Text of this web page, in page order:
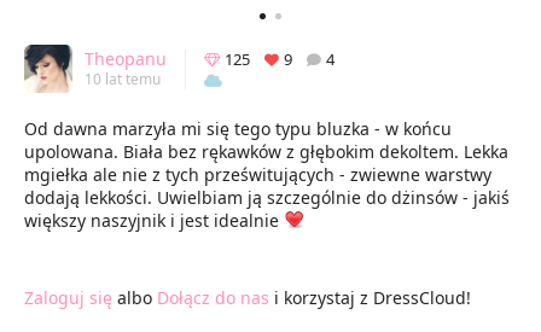
Theopanu
10 lat temu
125 9 4
Od dawna marzyła mi się tego typu bluzka - w końcu
upolowana. Biała bez rękawków z głębokim dekoltem. Lekka
mgiełka ale nie z tych prześwitujących - zwiewne warstwy
dodają lekkości. Uwielbiam ją szczególnie do dżinsów - jakiś
większy naszyjnik i jest idealnie
Zaloguj się albo Dołącz do nas i korzystaj z DressCloud!